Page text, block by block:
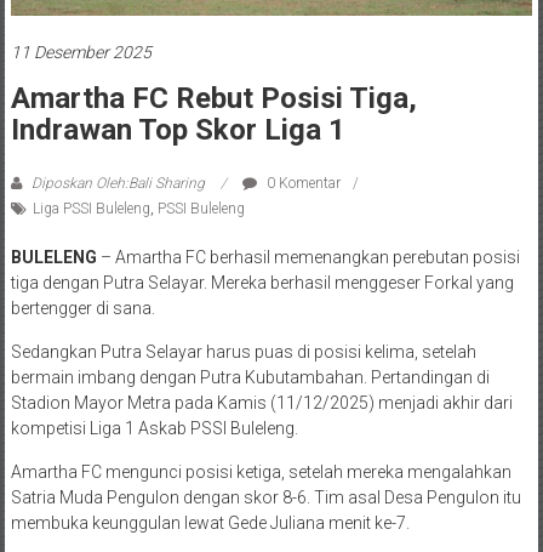
11 Desember 2025
Amartha FC Rebut Posisi Tiga,
Indrawan Top Skor Liga 1
Diposkan Oleh:Bali Sharing
0 Komentar
Liga PSSI Buleleng PSSI Buleleng
BULELENG – Amartha FC berhasil memenangkan perebutan posisi
tiga dengan Putra Selayar. Mereka berhasil menggeser Forkal yang
bertengger di sana.
Sedangkan Putra Selayar harus puas di posisi kelima, setelah
bermain imbang dengan Putra Kubutambahan. Pertandingan di
Stadion Mayor Metra pada Kamis (11/12/2025) menjadi akhir dari
kompetisi Liga 1 Askab PSSI Buleleng.
Amartha FC mengunci posisi ketiga, setelah mereka mengalahkan
Satria Muda Pengulon dengan skor 8-6. Tim asal Desa Pengulon itu
membuka keunggulan lewat Gede Juliana menit ke-7.